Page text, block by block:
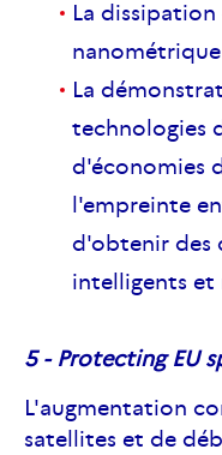
La
nanométrique
La
technologies
d'économies
l'empreinte
d'obtenir des
intelligents et
5 - Protecting EU
L'augmentation
satellites et de